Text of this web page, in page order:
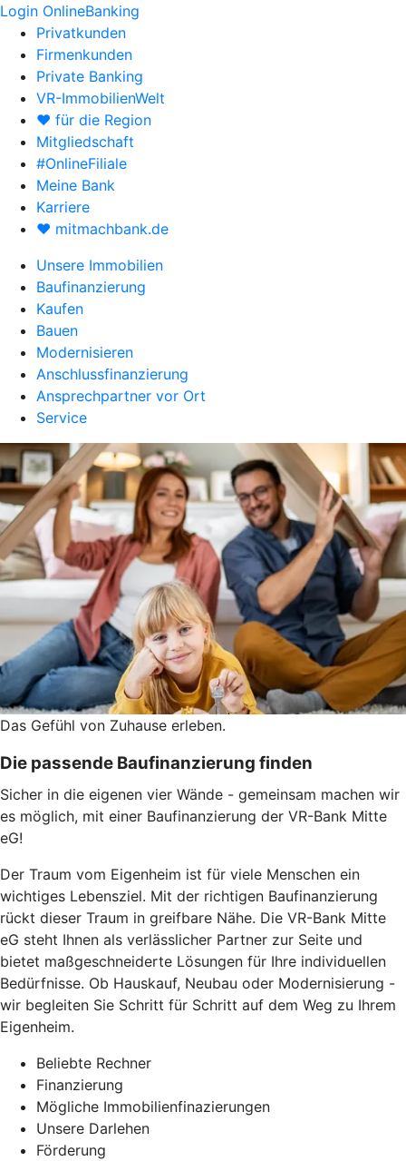
Login OnlineBanking
Privatkunden
Firmenkunden
Private Banking
VR-ImmobilienWelt
♥ für die Region
Mitgliedschaft
#OnlineFiliale
Meine Bank
Karriere
♥ mitmachbank.de
Unsere Immobilien
Baufinanzierung
Kaufen
Bauen
Modernisieren
Anschlussfinanzierung
Ansprechpartner vor Ort
Service
Das Gefühl von Zuhause erleben.
Die passende Baufinanzierung finden
Sicher in die eigenen vier Wände - gemeinsam machen wir
es möglich, mit einer Baufinanzierung der VR-Bank Mitte
eG!
Der Traum vom Eigenheim ist für viele Menschen ein
wichtiges Lebensziel. Mit der richtigen Baufinanzierung
rückt dieser Traum in greifbare Nähe. Die VR-Bank Mitte
eG steht Ihnen als verlässlicher Partner zur Seite und
bietet maßgeschneiderte Lösungen für Ihre individuellen
Bedürfnisse. Ob Hauskauf, Neubau oder Modernisierung -
wir begleiten Sie Schritt für Schritt auf dem Weg zu Ihrem
Eigenheim.
Beliebte Rechner
Finanzierung
Mögliche Immobilienfinazierungen
Unsere Darlehen
Förderung